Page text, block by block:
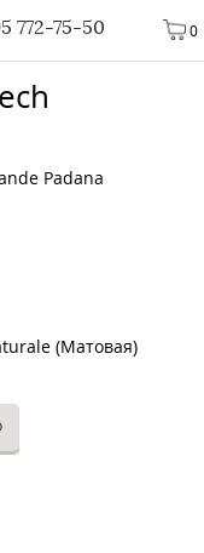
0
772-75-50
Padana
(Матовая)